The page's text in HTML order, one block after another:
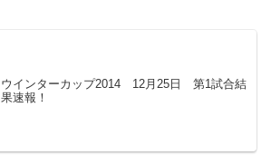
ウインターカップ2014 12月25日 第1試合結
果速報！